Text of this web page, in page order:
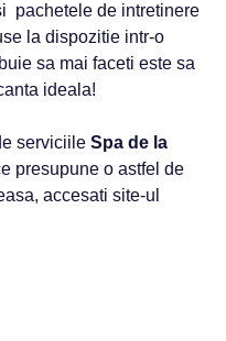
pachetele de intretinere
la dispozitie intr-o
sa mai faceti este sa
ideala!
serviciile Spa de la
presupune o astfel de
accesati site-ul